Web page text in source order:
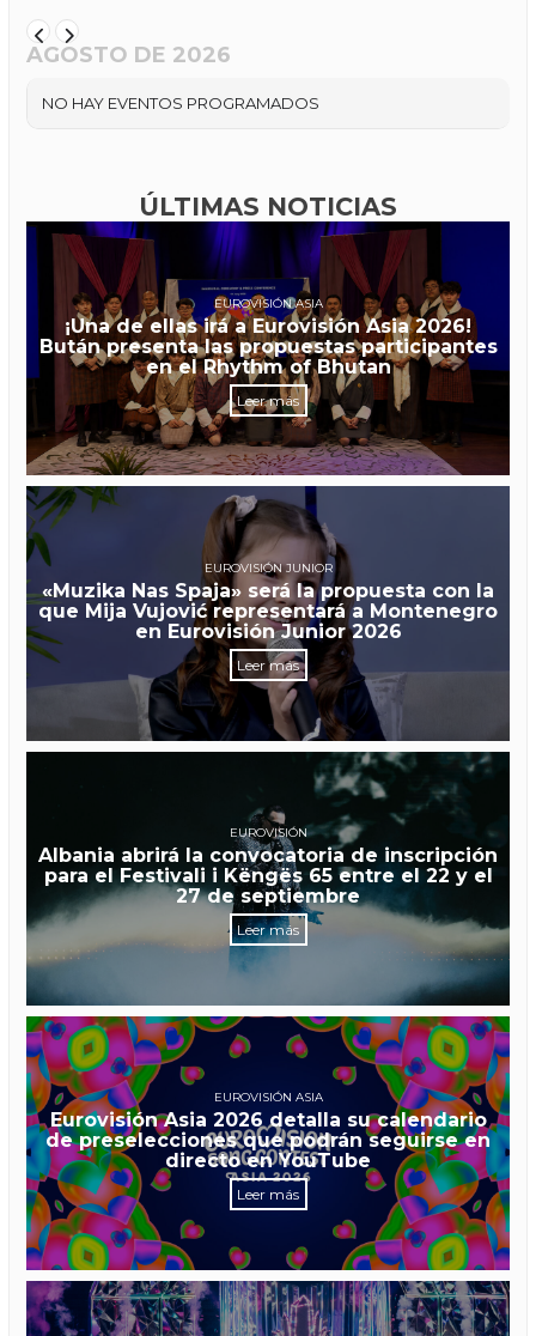
AGOSTO DE 2026
NO HAY EVENTOS PROGRAMADOS
ÚLTIMAS NOTICIAS
EUROVISIÓN ASIA
¡Una de ellas irá a Eurovisión Asia 2026!
Bután presenta las propuestas participantes
en el Rhythm of Bhutan
Leer más
EUROVISIÓN JUNIOR
«Muzika Nas Spaja» será la propuesta con la
que Mija Vujović representará a Montenegro
en Eurovisión Junior 2026
Leer más
EUROVISIÓN
Albania abrirá la convocatoria de inscripción
para el Festivali i Këngës 65 entre el 22 y el
27 de septiembre
Leer más
EUROVISIÓN ASIA
Eurovisión Asia 2026 detalla su calendario
de preselecciones que podrán seguirse en
directo en YouTube
Leer más